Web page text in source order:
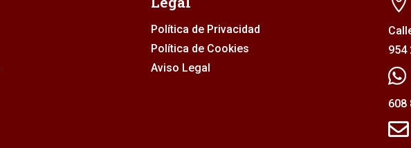
Política de Privacidad
Política de Cookies
Aviso Legal
954

608
